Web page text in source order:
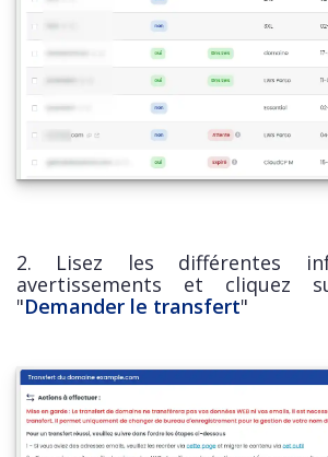
2. Lisez les différentes
avertissements et cliquez
"Demander le transfert"